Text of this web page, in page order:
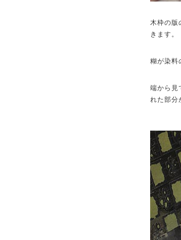
木枠の版
きます。
糊が染料
端から見
れた部分